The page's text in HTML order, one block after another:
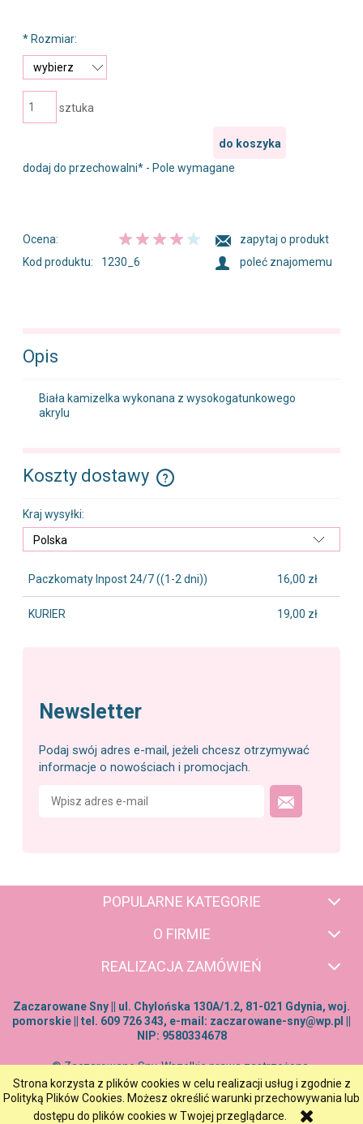
Strona korzysta z plików cookies w celu realizacji usług i zgodnie z
Polityką Plików Cookies. Możesz określić warunki przechowywania lub
dostępu do plików cookies w Twojej przeglądarce.
* Rozmiar:
sztuka
do koszyka
dodaj do przechowalni* - Pole wymagane
Ocena:
Kod produktu:
1230_6
zapytaj o produkt
poleć znajomemu
Opis
Biała kamizelka wykonana z wysokogatunkowego
akrylu
Koszty dostawy
Cena nie zawiera ewentualnych kosztów płatności
Kraj wysyłki:
Paczkomaty Inpost 24/7((1-2 dni)) 16,00 zł
KURIER 19,00 zł
Newsletter
Podaj swój adres e-mail, jeżeli chcesz otrzymywać
informacje o nowościach i promocjach.
POPULARNE KATEGORIE
O FIRMIE
REALIZACJA ZAMÓWIEŃ
Zaczarowane Sny || ul. Chylońska 130A/1.2, 81-021 Gdynia, woj.
pomorskie || tel. 609 726 343, e-mail: zaczarowane-sny@wp.pl
NIP: 9580334678
© Zaczarowane Sny. Wszelkie prawa zastrzeżone.
pokaż pełną wersję strony